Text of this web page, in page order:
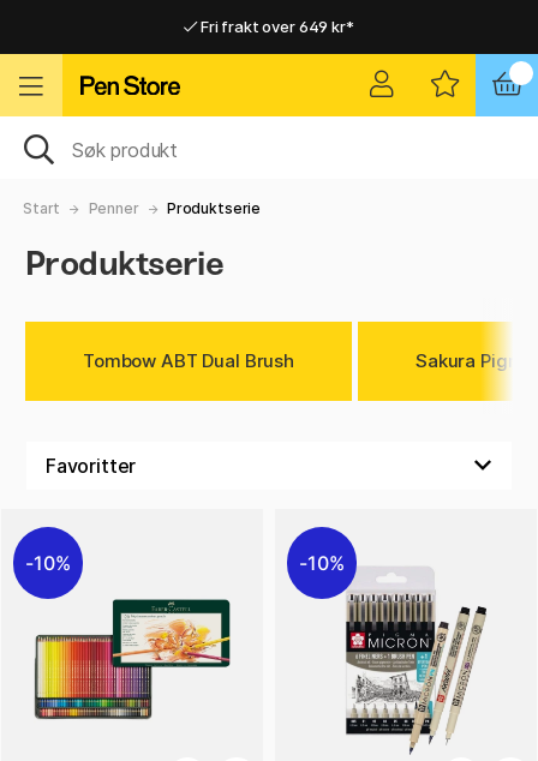
Fri frakt over 649 kr*
Raskt til dør eller utleveringssted
Raskt til dør eller utleveringssted
Start Penner Produktserie
Produktserie
Tombow ABT Dual Brush Sakura
10% 10%